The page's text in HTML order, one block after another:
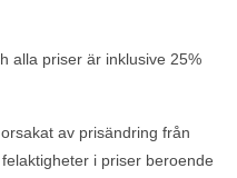
alla priser är inklusive 25%
av prisändring från
i priser beroende